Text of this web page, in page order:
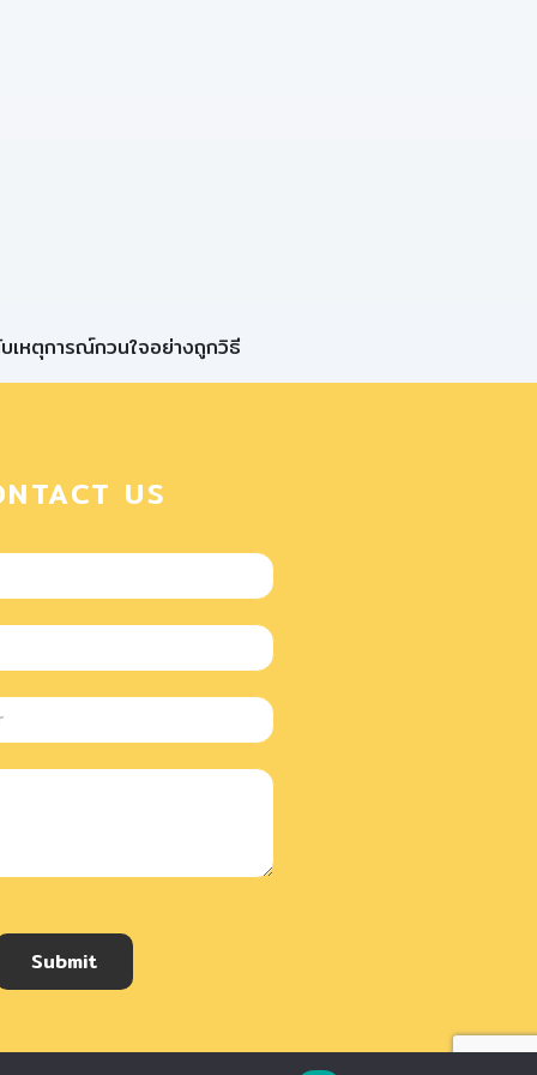
เหตุการณ์กวนใจอย่างถูกวิธี
US
Submit